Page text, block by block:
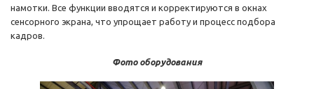
намотки. Все функции вводятся и корректируются в окнах
сенсорного экрана, что упрощает работу и процесс подбора
кадров.
Фото оборудования